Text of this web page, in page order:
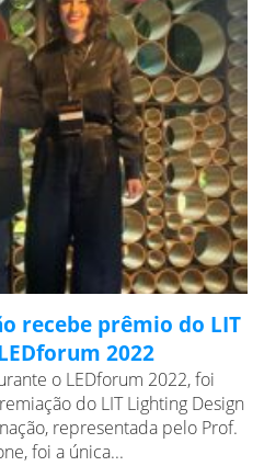
recebe prêmio do LIT
2022
o LEDforum 2022, foi
do LIT Lighting Design
representada pelo Prof.
foi a única...